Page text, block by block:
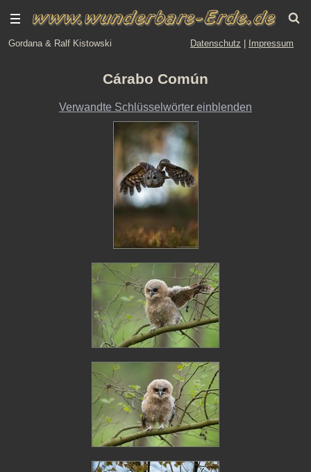
Gordana & Ralf Kistowski Datenschutz Impressum
Cárabo Común
Verwandte Schlüsselwörter einblenden